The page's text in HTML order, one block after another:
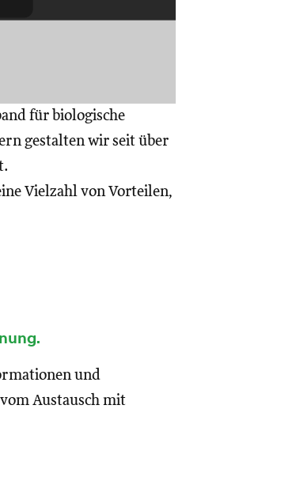
für biologische
gestalten wir seit über
Vielzahl von Vorteilen,
und
Austausch mit